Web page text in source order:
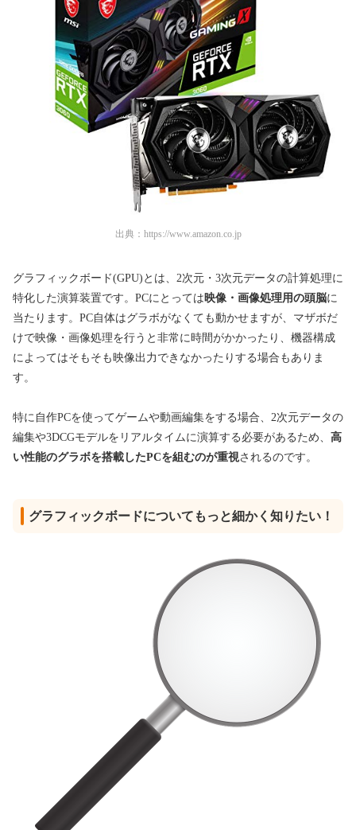
出典： https://www.amazon.co.jp
グラフィックボード(GPU)とは、2次元・3次元データの計算処理に
特化した演算装置です。PCにとっては映像・画像処理用の頭脳に
当たります。 PC自体はグラボがなくても動かせますが、マザボだ
けで映像・画像処理を行うと非常に時間がかかったり、機器構成
によってはそもそも映像出力できなかったりする場合もありま
す。
特に自作PCを使ってゲームや動画編集をする場合、2次元データの
編集や3DCGモデルをリアルタイムに演算する必要があるため、 高
い性能のグラボを搭載したPCを組むのが重視されるのです。
グラフィックボードについてもっと細かく知りたい！